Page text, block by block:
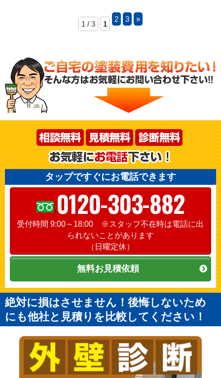
1 / 3 1
2 3 »
タップですぐにお電話できます
0120-303-882
受付時間 9:00～18:00 ※スタッフ不在時は電話に出
られないことがあります
（日曜定休）
無料お見積依頼
絶対に損はさせません！後悔しないため
にも他社と見積りを比較してください！